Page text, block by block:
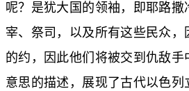
呢？是犹大国的领袖，即耶路撒
宰、祭司，以及所有这些民众，
的约，因此他们将被交到仇敌
意思的描述，展现了古代以色